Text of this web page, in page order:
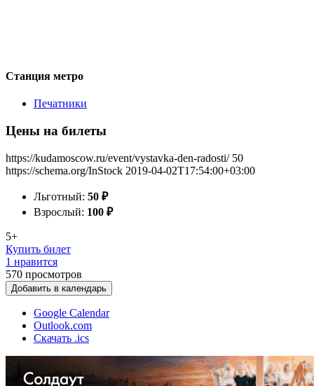
Станция метро
Печатники
Цены на билеты
https://kudamoscow.ru/event/vystavka-den-radosti/ 50
https://schema.org/InStock 2019-04-02T17:54:00+03:00
Льготный: 50 ₽
Взрослый: 100 ₽
5+
Купить билет
1 нравится
570 просмотров
Добавить в календарь
Google Calendar
Outlook.com
Скачать .ics